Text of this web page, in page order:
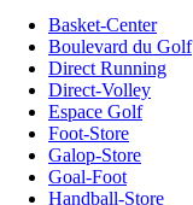
Basket-Center
Boulevard du Golf
Direct Running
Direct-Volley
Espace Golf
Foot-Store
Galop-Store
Goal-Foot
Handball-Store